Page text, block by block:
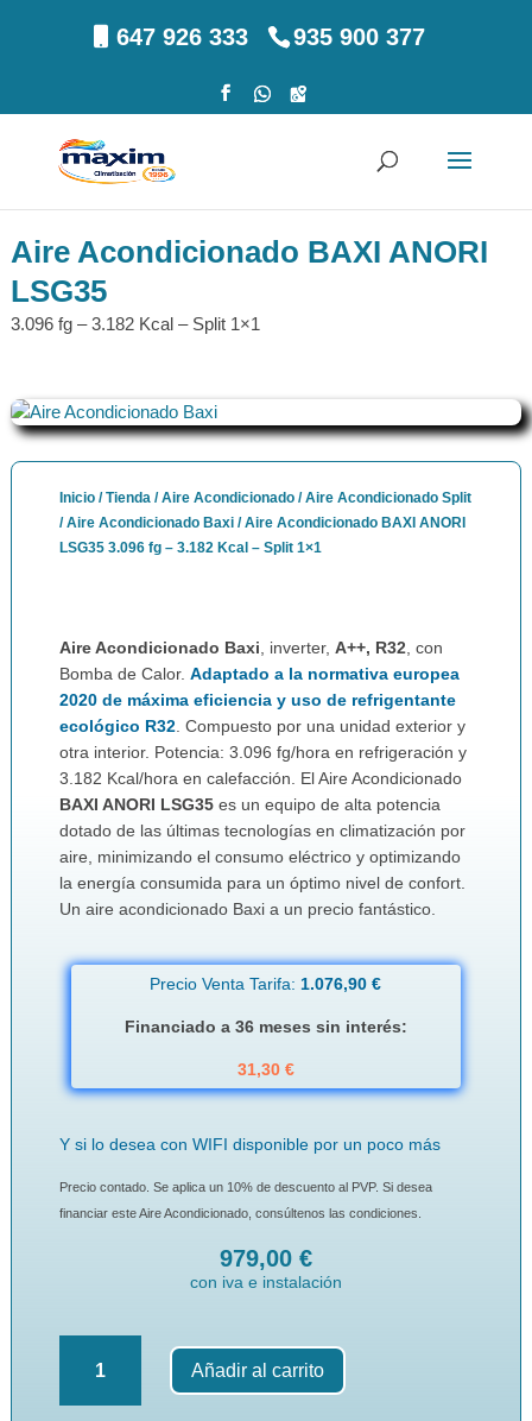
647 926 333 935 900 377
Aire Acondicionado BAXI ANORI
LSG35
3.096 fg – 3.182 Kcal – Split 1×1
Inicio/Tienda/Aire Acondicionado/Aire Acondicionado Split
/Aire Acondicionado Baxi/ Aire Acondicionado BAXI ANORI
LSG35 3.096 fg – 3.182 Kcal – Split 1×1
Aire Acondicionado Baxi , inverter, A++, R32, con
Bomba de Calor. Adaptado a la normativa europea
2020 de máxima eficiencia y uso de refrigentante
ecológico R32. Compuesto por una unidad exterior y
otra interior. Potencia: 3.096 fg/hora en refrigeración y
3.182 Kcal/hora en calefacción. El Aire Acondicionado
BAXI ANORI LSG35es un equipo de alta potencia
dotado de las últimas tecnologías en climatización por
aire, minimizando el consumo eléctrico y optimizando
la energía consumida para un óptimo nivel de confort.
Un aire acondicionado Baxi a un precio fantástico.
Precio Venta Tarifa: 1.076,90 €
Financiado a 36 meses sin interés:
31,30 €
Y si lo desea con WIFI disponible por un poco más
Precio contado. Se aplica un 10% de descuento al PVP. Si desea
financiar este Aire Acondicionado, consúltenos las condiciones.
979,00 €
con iva e instalación
Acondicionado
Añadir al carrito